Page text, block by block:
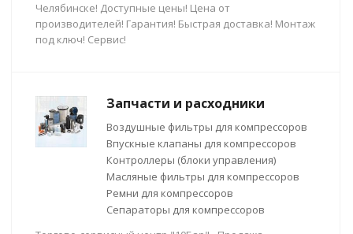
Челябинске! Доступные цены! Цена от
производителей! Гарантия! Быстрая доставка! Монтаж
под ключ! Сервис!
Запчасти и расходники
Воздушные фильтры для компрессоров
Впускные клапаны для компрессоров
Контроллеры (блоки управления)
Масляные фильтры для компрессоров
Ремни для компрессоров
Сепараторы для компрессоров